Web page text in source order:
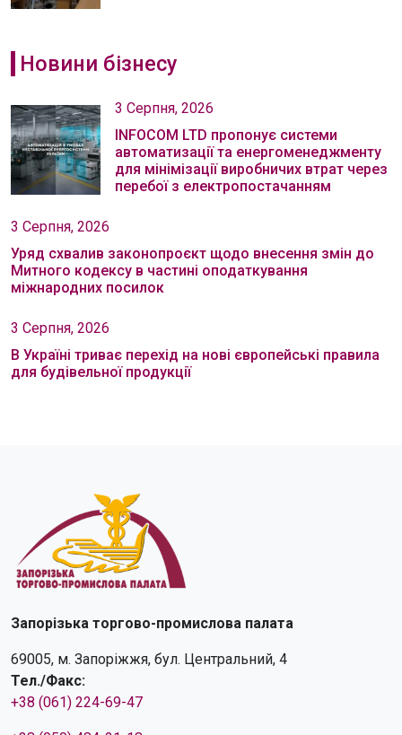
Новини бізнесу
3 Серпня, 2026
INFOCOM LTD пропонує системи
автоматизації та енергоменеджменту
для мінімізації виробничих втрат через
перебої з електропостачанням
3 Серпня, 2026
Уряд схвалив законопроєкт щодо внесення змін до
Митного кодексу в частині оподаткування
міжнародних посилок
3 Серпня, 2026
В Україні триває перехід на нові європейські правила
для будівельної продукції
Запорізька торгово-промислова палата
69005, м. Запоріжжя, бул. Центральний, 4
Тел./Факс:
+38 (061) 224-69-47